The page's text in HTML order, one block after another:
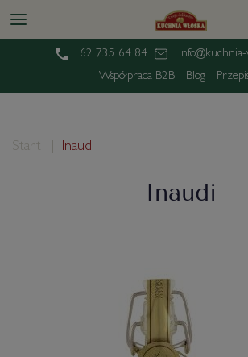
62 735 64 84
info@kuchnia-
Współpraca B2B
Blog
Start Inaudi
Inaudi